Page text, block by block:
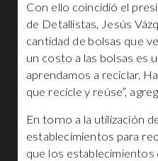
Con ello coincidió el
de Detallistas, Jesús
cantidad de bolsas que
un costo a las bolsas es
aprendamos a reciclar.
que recicle y reúse”,
En torno a la utilización
establecimientos para
que los